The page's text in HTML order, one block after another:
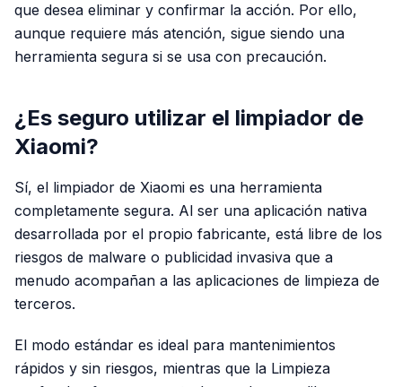
que desea eliminar y confirmar la acción. Por ello,
aunque requiere más atención, sigue siendo una
herramienta segura si se usa con precaución.
¿Es seguro utilizar el limpiador de
Xiaomi?
Sí, el limpiador de Xiaomi es una herramienta
completamente segura. Al ser una aplicación nativa
desarrollada por el propio fabricante, está libre de los
riesgos de malware o publicidad invasiva que a
menudo acompañan a las aplicaciones de limpieza de
terceros.
El modo estándar es ideal para mantenimientos
rápidos y sin riesgos, mientras que la Limpieza